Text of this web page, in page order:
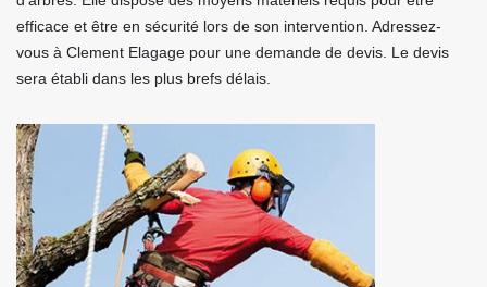
efficace et être en sécurité lors de son intervention. Adressez-
vous à Clement Elagage pour une demande de devis. Le devis
sera établi dans les plus brefs délais.